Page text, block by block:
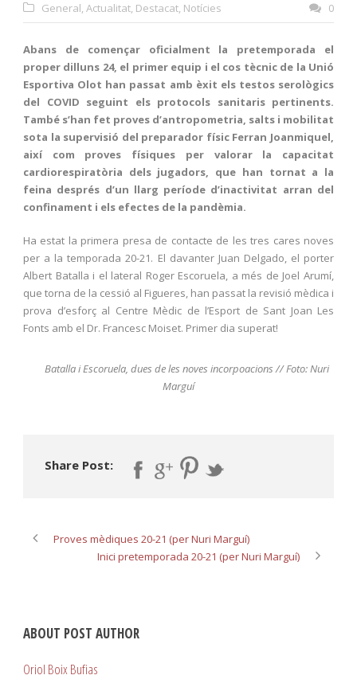
General, Actualitat, Destacat, Notícies 0
Abans de començar oficialment la pretemporada el
proper dilluns 24, el primer equip i el cos tècnic de la Unió
Esportiva Olot han passat amb èxit els testos serològics
del COVID seguint els protocols sanitaris pertinents.
També s’han fet proves d’antropometria, salts i mobilitat
sota la supervisió del preparador físic Ferran Joanmiquel,
així com proves físiques per valorar la capacitat
cardiorespiratòria dels jugadors, que han tornat a la
feina després d’un llarg període d’inactivitat arran del
confinament i els efectes de la pandèmia.
Ha estat la primera presa de contacte de les tres cares noves
per a la temporada 20-21. El davanter Juan Delgado, el porter
Albert Batalla i el lateral Roger Escoruela, a més de Joel Arumí,
que torna de la cessió al Figueres, han passat la revisió mèdica i
prova d’esforç al Centre Mèdic de l’Esport de Sant Joan Les
Fonts amb el Dr. Francesc Moiset. Primer dia superat!
Batalla i Escoruela, dues de les noves incorpoacions // Foto: Nuri
Marguí
Share Post:
Proves mèdiques 20-21 (per Nuri Marguí)
Inici pretemporada 20-21 (per Nuri Marguí)
ABOUT POST AUTHOR
Oriol Boix Bufias